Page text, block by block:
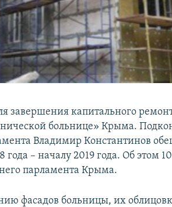
завершения капитального
больнице» Крыма.
Владимир Константинов
– началу 2019 года. Об этом
парламента Крыма.
фасадов больницы, их